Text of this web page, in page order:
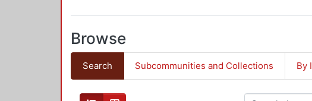
Browse
Search Subcommunities and Collections By